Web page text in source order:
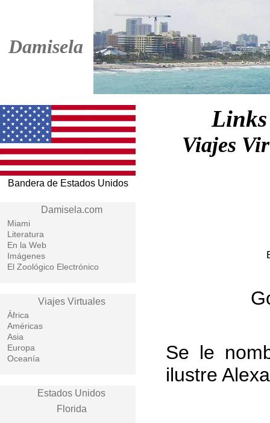
Damisela
Bandera de Estados Unidos
Damisela.com
Miami
Literatura
En la Web
Imágenes
El Zoológico Electrónico
Viajes Virtuales
África
Américas
Asia
Europa
Oceanía
Estados Unidos
Florida
Viajes
Se le
ilustre